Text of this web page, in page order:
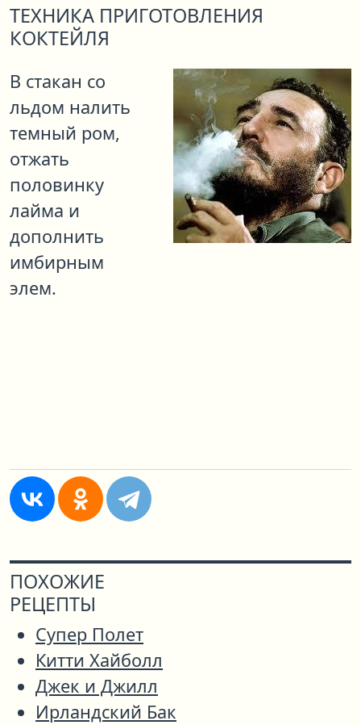
ТЕХНИКА ПРИГОТОВЛЕНИЯ
КОКТЕЙЛЯ
В стакан со
льдом налить
темный ром,
отжать
половинку
лайма и
дополнить
имбирным
элем.
ПОХОЖИЕ
РЕЦЕПТЫ
Супер Полет
Китти Хайболл
Джек и Джилл
Ирландский Бак